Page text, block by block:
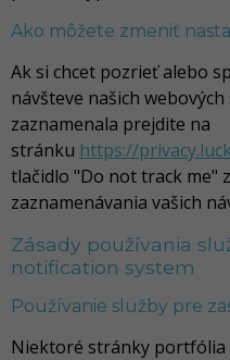
Ako môžete zmeniť
Ak si chcet pozrieť alebo
návšteve našich
zaznamenala prejdite na
stránku https://
tlačidlo "Do not track me"
zaznamenávania vašich
Zásady používania
notification system
Používanie služby pre
Niektoré stránky portfólia